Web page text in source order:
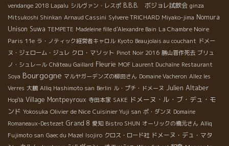
vendange 2018 Lapalu シルヴァン・レスポ B.B.B. ボジョレ試飲会 ginza
Mitsukoshi Shinkan Arnaud Cassini Sylvere TRICHARD Miyako-jima Nomura
Unison Suwa TEMPETE Madeleine fille d'Alexandre Bain La Chambre Noire
Paris 11e ラ・ノティック経営者キャロル Kyoto Beaujolais au couchant ドメー
ヌ・ジェローム・ジュレ クロ・マソット Pinot Noir 2016 勝山晋作死去 ブリュ
ノ・シュレール Château Gaillard Fleurie MOF Laurent Duchaîne Restaurant
Soya Bourgogne マルヤガーデンズの柳田さん Domaine Vacheron Allez les
Verres 大鵬 Alliq Hashimoto san Berlin ル・プチ・ドメーヌ Julien Altaber
Hop'là Village Montpeyroux 寺田本家 SAKE ドメーヌ・ル・ブ・デュ・モ
ンド Yokosuka Olivier de Nice Cuisinier Yuji san ポ・ダンヌ Domaine
Romaneaux-Destezet Grand 8 愛知 Bistro SHUN オーリックの橋元さん Alliq
Fujimoto san Gaec du Mazel Isojiro クロス・ロード社 ドメーヌ・デュ・マタ